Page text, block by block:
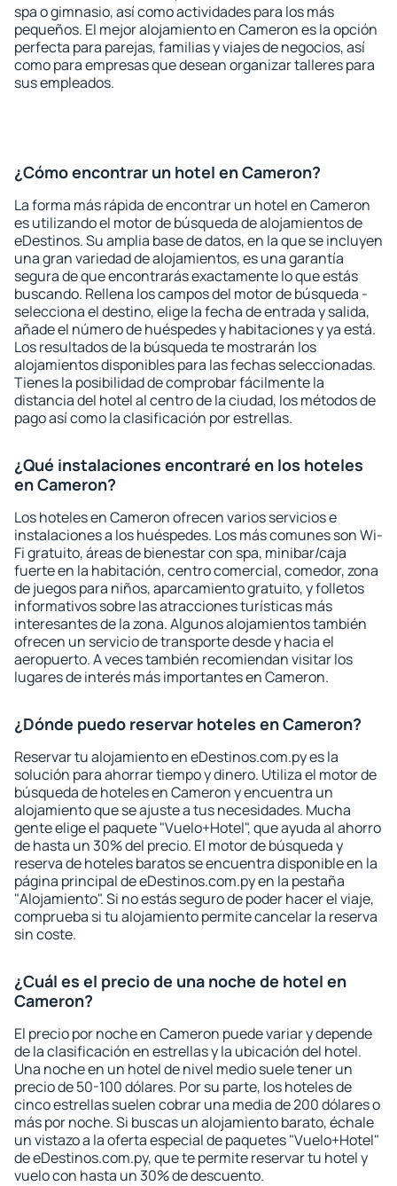
spa o gimnasio, así como actividades para los más
pequeños. El mejor alojamiento en Cameron es la opción
perfecta para parejas, familias y viajes de negocios, así
como para empresas que desean organizar talleres para
sus empleados.
¿Cómo encontrar un hotel en Cameron?
La forma más rápida de encontrar un hotel en Cameron
es utilizando el motor de búsqueda de alojamientos de
eDestinos. Su amplia base de datos, en la que se incluyen
una gran variedad de alojamientos, es una garantía
segura de que encontrarás exactamente lo que estás
buscando. Rellena los campos del motor de búsqueda -
selecciona el destino, elige la fecha de entrada y salida,
añade el número de huéspedes y habitaciones y ya está.
Los resultados de la búsqueda te mostrarán los
alojamientos disponibles para las fechas seleccionadas.
Tienes la posibilidad de comprobar fácilmente la
distancia del hotel al centro de la ciudad, los métodos de
pago así como la clasificación por estrellas.
¿Qué instalaciones encontraré en los hoteles
en Cameron?
Los hoteles en Cameron ofrecen varios servicios e
instalaciones a los huéspedes. Los más comunes son Wi-
Fi gratuito, áreas de bienestar con spa, minibar/caja
fuerte en la habitación, centro comercial, comedor, zona
de juegos para niños, aparcamiento gratuito, y folletos
informativos sobre las atracciones turísticas más
interesantes de la zona. Algunos alojamientos también
ofrecen un servicio de transporte desde y hacia el
aeropuerto. A veces también recomiendan visitar los
lugares de interés más importantes en Cameron.
¿Dónde puedo reservar hoteles en Cameron?
Reservar tu alojamiento en eDestinos.com.py es la
solución para ahorrar tiempo y dinero. Utiliza el motor de
búsqueda de hoteles en Cameron y encuentra un
alojamiento que se ajuste a tus necesidades. Mucha
gente elige el paquete "Vuelo+Hotel", que ayuda al ahorro
de hasta un 30% del precio. El motor de búsqueda y
reserva de hoteles baratos se encuentra disponible en la
página principal de eDestinos.com.py en la pestaña
"Alojamiento". Si no estás seguro de poder hacer el viaje,
comprueba si tu alojamiento permite cancelar la reserva
sin coste.
¿Cuál es el precio de una noche de hotel en
Cameron?
El precio por noche en Cameron puede variar y depende
de la clasificación en estrellas y la ubicación del hotel.
Una noche en un hotel de nivel medio suele tener un
precio de 50-100 dólares. Por su parte, los hoteles de
cinco estrellas suelen cobrar una media de 200 dólares o
más por noche. Si buscas un alojamiento barato, échale
un vistazo a la oferta especial de paquetes "Vuelo+Hotel"
de eDestinos.com.py, que te permite reservar tu hotel y
vuelo con hasta un 30% de descuento.